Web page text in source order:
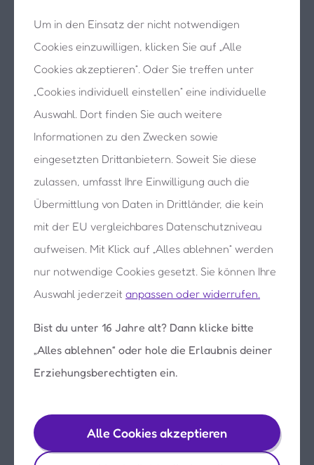
Um in den Einsatz der nicht notwendigen
Cookies einzuwilligen, klicken Sie auf „Alle
Cookies akzeptieren“. Oder Sie treffen unter
„Cookies individuell einstellen“ eine individuelle
Auswahl. Dort finden Sie auch weitere
Informationen zu den Zwecken sowie
eingesetzten Drittanbietern. Soweit Sie diese
zulassen, umfasst Ihre Einwilligung auch die
Übermittlung von Daten in Drittländer, die kein
mit der EU vergleichbares Datenschutzniveau
aufweisen. Mit Klick auf „Alles ablehnen“ werden
nur notwendige Cookies gesetzt. Sie können Ihre
Auswahl jederzeit anpassen oder widerrufen.
Bist du unter 16 Jahre alt? Dann klicke bitte
„Alles ablehnen“ oder hole die Erlaubnis deiner
Erziehungsberechtigten ein.
Alle Cookies akzeptieren
Hunderte Lernmaterialien warten auf Sie!
Zeichenprogramm Lernspiele
Ihre kostenlose30-Tage-Testphasewurde
hinzugefügt
100 % Zugriffwurde hinzugefügt
Sichere, werbefreie Umgebung
E-Mail-Adresse